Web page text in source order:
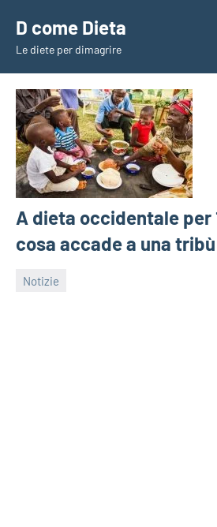
contenuto
D come Dieta
Le diete per dimagrire
A dieta occidentale per
cosa accade a una tribù
Notizie